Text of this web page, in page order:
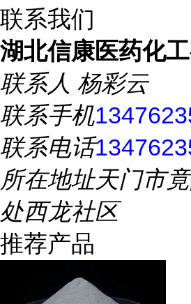
联系我们
湖北信康医药化
联系人 杨彩云
联系手机
联系电话
所在地址天门市
处西龙社区
推荐产品